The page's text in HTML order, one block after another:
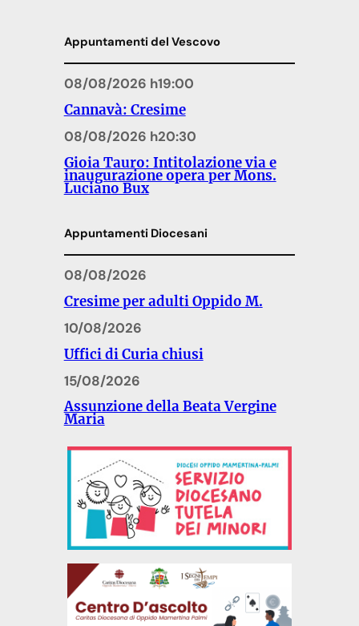
Appuntamenti del Vescovo
08/08/2026 h19:00
Cannavà: Cresime
08/08/2026 h20:30
Gioia Tauro: Intitolazione via e
inaugurazione opera per Mons.
Luciano Bux
Appuntamenti Diocesani
08/08/2026
Cresime per adulti Oppido M.
10/08/2026
Uffici di Curia chiusi
15/08/2026
Assunzione della Beata Vergine
Maria